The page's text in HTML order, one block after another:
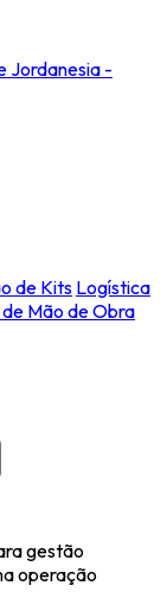
Jordanesia -
de Kits Logística
Mão de Obra
gestão
operação